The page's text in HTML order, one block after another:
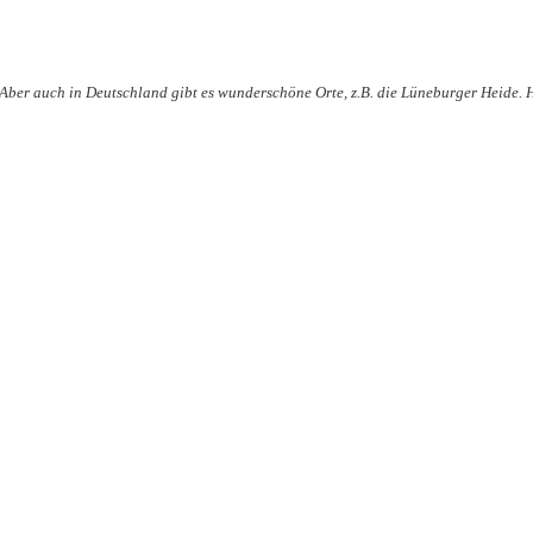
Aber auch in Deutschland gibt es wunderschöne Orte, z.B. die Lüneburger